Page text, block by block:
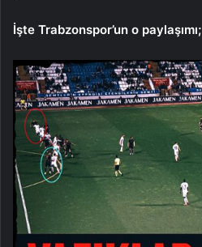
İşte Trabzonspor’un o paylaşımı;